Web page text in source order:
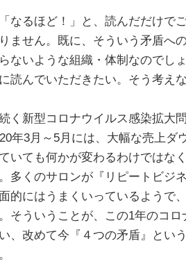
なるほど！」と、読んだだけで
ません。既に、そういう矛盾へ
ないような組織・体制なのでし
読んでいただきたい。そう考え
く新型コロナウイルス感染拡大
年3月～5月には、大幅な売上ダ
いても何かが変わるわけではな
多くのサロンが『リピートビジ
的にはうまくいっているようで
そういうことが、この1年のコ
、改めて今『４つの矛盾』とい